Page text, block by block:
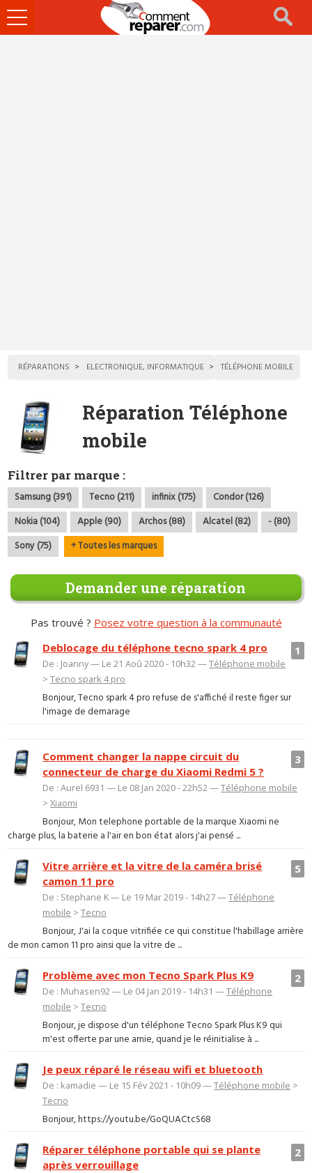
Ouvrir
le
RÉPARATIONS ELECTRONIQUE, INFORMATIQUE TÉLÉPHONE MOBILE
Réparation Téléphone
mobile
Filtrer par marque :
Samsung (391) Tecno (211) infinix (175)
Condor (126)
Nokia (104)
Apple (90) Archos (88) Alcatel (82)
- (80)
Sony (75)
+ Toutes les marques
Demander une réparation
Pas trouvé ? Posez votre question à la communauté
1
Deblocage du téléphone tecno spark 4 pro
De : Joanny — Le 21 Aoû 2020 - 10h32 —Téléphone mobile
>Tecno spark 4 pro
Bonjour, Tecno spark 4 pro refuse de s'affiché il reste figer sur
l'image de demarage
3
Comment changer la nappe circuit du
connecteur de charge du Xiaomi Redmi 5 ?
De : Aurel 6931 — Le 08 Jan 2020 - 22h52 —Téléphone mobile
>Xiaomi
Bonjour, Mon telephone portable de la marque Xiaomi ne
charge plus, la baterie a l'air en bon état alors j'ai pensé ...
5
Vitre arrière et la vitre de la caméra brisé
camon 11 pro
De : Stephane K — Le 19 Mar 2019 - 14h27 —Téléphone
mobile >Tecno
Bonjour, J'ai la coque vitrifiée ce qui constitue l'habillage arrière
de mon camon 11 pro ainsi que la vitre de ...
2
Problème avec mon Tecno Spark Plus K9
De : Muhasen92 — Le 04 Jan 2019 - 14h31 —Téléphone
mobile >Tecno
Bonjour, je dispose d'un téléphone Tecno Spark Plus K9 qui
m'est offerte par une amie, quand je le réinitialise à ...
Je peux réparé le réseau wifi et bluetooth
De : kamadie — Le 15 Fév 2021 - 10h09 —Téléphone mobile >
Tecno
Bonjour, https://youtu.be/GoQUACtcS68
2
Réparer téléphone portable qui se plante
après verrouillage